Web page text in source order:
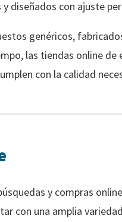
diseñados con ajuste
genéricos,
las tiendas online de
con la calidad
y compras
con una amplia